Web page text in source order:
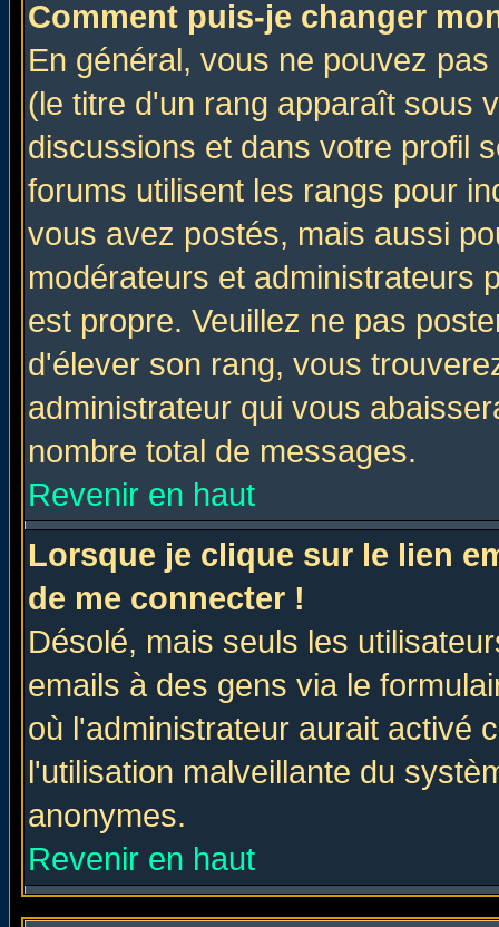
Comment puis-je changer
En général, vous ne pouvez
(le titre d'un rang apparaît sous
discussions et dans votre profil
forums utilisent les rangs pour
vous avez postés, mais aussi
modérateurs et administrateurs
est propre. Veuillez ne pas
d'élever son rang, vous
administrateur qui vous
nombre total de messages.
Revenir en haut
Lorsque je clique sur le lien
de me connecter !
Désolé, mais seuls les
emails à des gens via le
où l'administrateur aurait activé
l'utilisation malveillante du
anonymes.
Revenir en haut